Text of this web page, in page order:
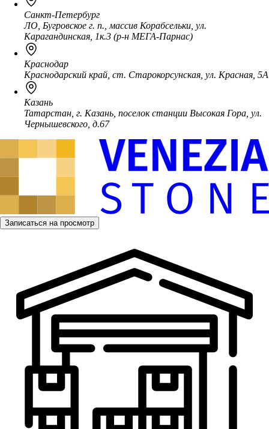
Санкт-Петербург
ЛО, Бугровское г. п., массив Корабсельки, ул.
Карагандинская, 1к.3 (р-н МЕГА-Парнас)
Краснодар
Краснодарский край, ст. Старокорсунская, ул. Красная, 5А
Казань
Татарстан, г. Казань, поселок станции Высокая Гора, ул.
Чернышевского, д.67
Записаться на просмотр